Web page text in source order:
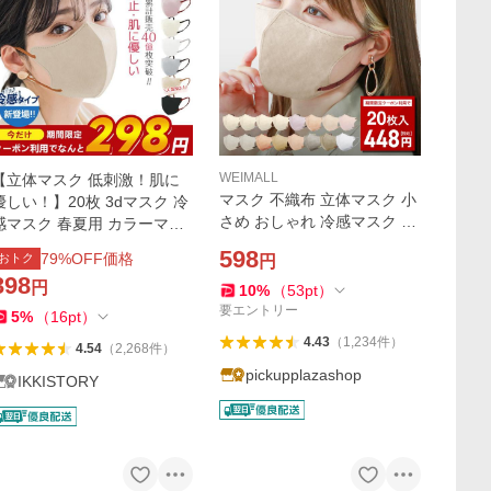
立体マスク 低刺激！肌に
しい！】20枚 3dマスク 冷
マスク 春夏用 カラーマス
不織布 バイカラーマスク
湿 血色マスク 小顔効果 息
やすい 通気性UP
トク 79%OFF価格
円
5% （16pt）
4.54（2,268件）
IKKISTORY
WEIMALL
マスク 不織布 立体マスク 小
さめ おしゃれ 冷感マスク 大
0枚 40枚 両面カラー ジュエ
ルフラップマスク
598円
10% （53pt）
要エントリー
4.43（ 1,234件）
pickupplazashop